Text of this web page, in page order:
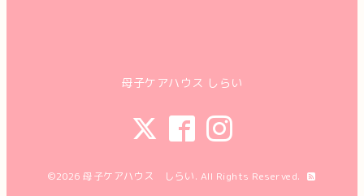
母子ケアハウス しらい
©2026母子ケアハウス しらい. All Rights Reserved.